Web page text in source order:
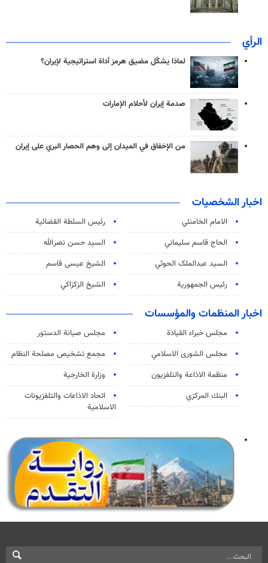
الرأي
لماذا يشكّل مضيق هرمز أداة استراتيجية لإيران؟
صدمة إيران لأحلام الإمارات
من الإخفاق في الميدان إلى وهم الحصار البري على إيران
اخبار الشخصيات
الامام الخامنئي
رئیس السلطة القضائیة
الحاج قاسم سليماني
السيد حسن نصرالله
السید عبدالملک الحوثي
الشيخ عيسى قاسم
رئيس الجمهورية
الشيخ الزكزاكي
اخبار المنظمات والمؤسسات
مجلس خبراء القيادة
مجلس صيانة الدستور
مجلس الشورى الاسلامي
مجمع تشخيص مصلحة النظام
منظمة الاذاعة والتلفزیون
وزارة الخارجية
البنك المركزي
اتحاد الاذاعات والتلفزيونات
الاسلامية